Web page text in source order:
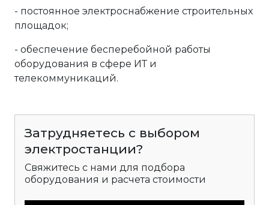
- постоянное электроснабжение строительных
площадок;
- обеспечение бесперебойной работы
оборудования в сфере ИТ и
телекоммуникаций.
Затрудняетесь с выбором
электростанции?
Свяжитесь с нами для подбора
оборудования и расчета стоимости